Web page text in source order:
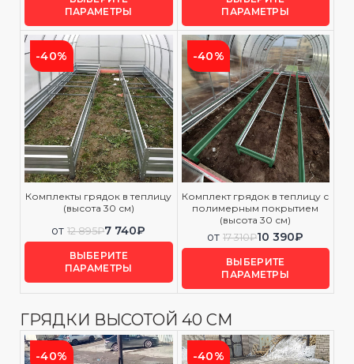
ПАРАМЕТРЫ
ПАРАМЕТРЫ
-40%
Комплекты грядок в теплицу
(высота 30 см)
от 12 895₽7 740₽
ВЫБЕРИТЕ
ПАРАМЕТРЫ
-40%
Комплект грядок в теплицу с
полимерным покрытием
(высота 30 см)
от 17 310₽10 390₽
ВЫБЕРИТЕ
ПАРАМЕТРЫ
ГРЯДКИ ВЫСОТОЙ 40 СМ
-40% -40%